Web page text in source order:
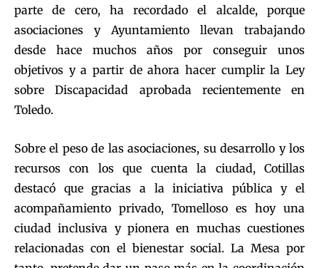
parte de cero, ha recordado el alcalde, porque
asociaciones y Ayuntamiento llevan trabajando
desde hace muchos años por conseguir unos
objetivos y a partir de ahora hacer cumplir la Ley
sobre Discapacidad aprobada recientemente en
Toledo.
Sobre el peso de las asociaciones, su desarrollo y los
recursos con los que cuenta la ciudad, Cotillas
destacó que gracias a la iniciativa pública y el
acompañamiento privado, Tomelloso es hoy una
ciudad inclusiva y pionera en muchas cuestiones
relacionadas con el bienestar social. La Mesa por